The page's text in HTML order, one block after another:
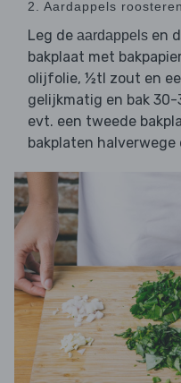
2. Aardappels roosteren
Leg de aardappels en
bakplaat met
olijfolie, ½tl zout en
gelijkmatig en bak 30-
evt. een tweede
bakplaten halverwege